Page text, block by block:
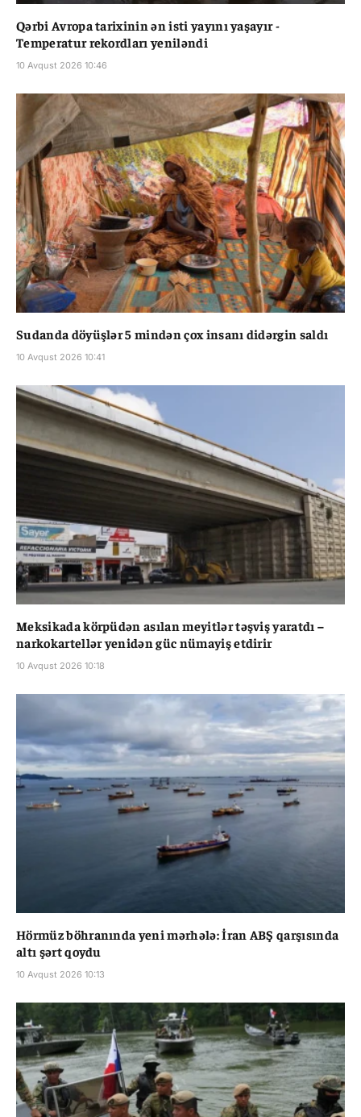
Qərbi Avropa tarixinin ən isti yayını yaşayır -
Temperatur rekordları yeniləndi
10 Avqust 2026 10:46
Sudanda döyüşlər 5 mindən çox insanı didərgin saldı
10 Avqust 2026 10:41
Meksikada körpüdən asılan meyitlər təşviş yaratdı –
narkokartellər yenidən güc nümayiş etdirir
10 Avqust 2026 10:18
Hörmüz böhranında yeni mərhələ: İran ABŞ qarşısında
altı şərt qoydu
10 Avqust 2026 10:13